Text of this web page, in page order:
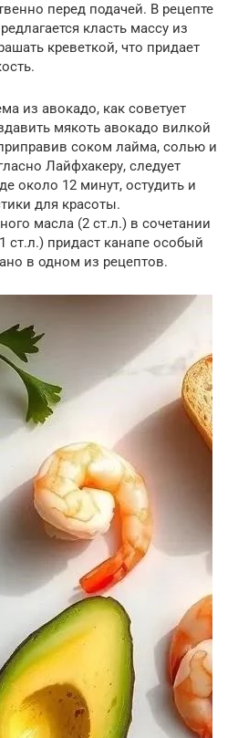
перед подачей. В рецепте
класть массу из
креветкой, что придает
из авокадо, как советует
мякоть авокадо вилкой
соком лайма, солью и
Лайфхакеру, следует
около 12 минут, остудить и
для красоты.
масла (2 ст.л.) в сочетании
придаст канапе особый
в одном из рецептов.